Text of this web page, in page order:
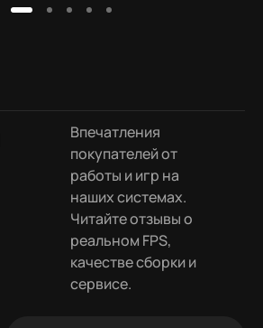
Впечатления
покупателей от
работы и игр на
наших системах.
Читайте отзывы о
реальном FPS,
качестве сборки и
сервисе.